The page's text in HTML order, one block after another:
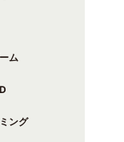
ム
ング